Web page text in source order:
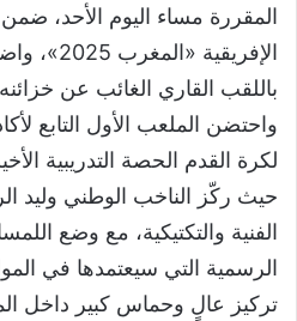
المقررة مساء اليوم الأحد،
الإفريقية
باللقب القاري الغائب عن خزائنه
واحتضن الملعب الأول التابع
لكرة القدم الحصة التدريبية
حيث ركّز الناخب الوطني وليد
الفنية والتكتيكية، مع وضع
الرسمية التي سيعتمدها في
تركيز عالٍ وحماس كبير داخل